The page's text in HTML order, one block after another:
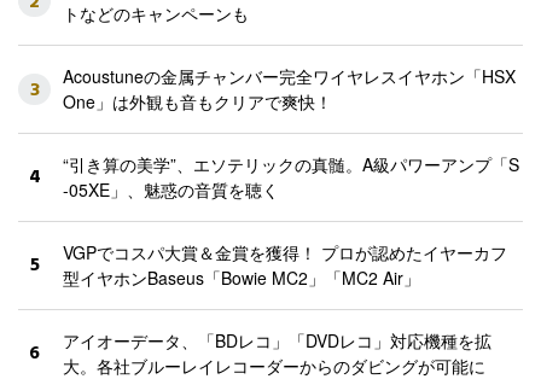
トなどのキャンペーンも
3
Acoustuneの金属チャンバー完全ワイヤレスイヤホン「HSX
One」は外観も音もクリアで爽快！
4
“引き算の美学”、エソテリックの真髄。A級パワーアンプ「S
-05XE」、魅惑の音質を聴く
5
VGPでコスパ大賞＆金賞を獲得！ プロが認めたイヤーカフ
型イヤホンBaseus「Bowie MC2」「MC2 Air」
6
アイオーデータ、「BDレコ」「DVDレコ」対応機種を拡
大。各社ブルーレイレコーダーからのダビングが可能に